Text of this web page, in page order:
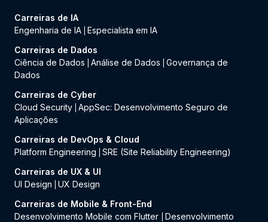
Carreiras de IA
Engenharia de IA Especialista em IA
Carreiras de Dados
Ciência de Dados
Análise de Dados
Governança de
Dados
Carreiras de Cyber
Cloud Security AppSec: Desenvolvimento Seguro de
Aplicações
Carreiras de DevOps & Cloud
Platform Engineering
SRE (Site Reliability Engineering)
Carreiras de UX & UI
UI Design
UX Design
Carreiras de Mobile & Front-End
Desenvolvimento Mobile com Flutter
Desenvolvimento